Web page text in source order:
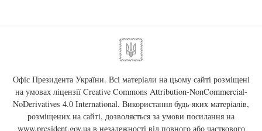
Офіс Президента України. Всі матеріали на цьому сайті розміщені
на умовах ліцензії Creative Commons Attribution-NonCommercial-
NoDerivatives 4.0 International. Використання будь-яких матеріалів,
розміщених на сайті, дозволяється за умови посилання на
www.president.gov.uaв незалежності від повного або часткового